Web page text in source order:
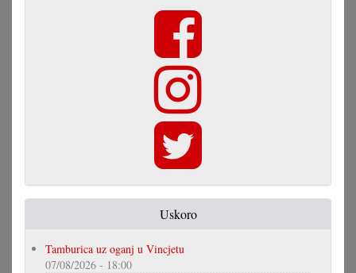
Uskoro
Tamburica uz oganj u Vincjetu
07/08/2026 - 18:00